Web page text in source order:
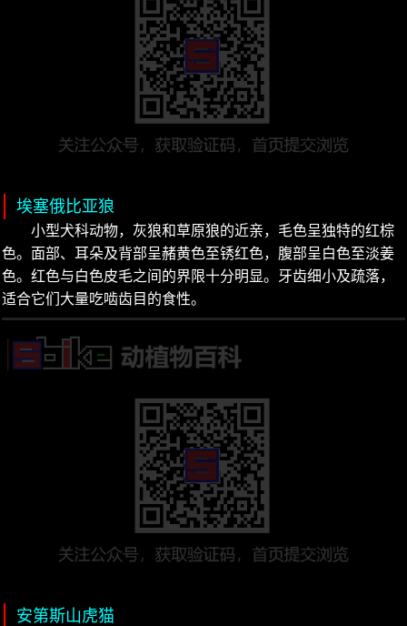
埃塞俄比亚狼
小型犬科动物，灰狼和草原狼的近亲，毛色呈独特的红棕
色。面部、耳朵及背部呈赭黄色至锈红色，腹部呈白色至淡姜
色。红色与白色皮毛之间的界限十分明显。牙齿细小及疏落，
适合它们大量吃啮齿目的食性。
安第斯山虎猫